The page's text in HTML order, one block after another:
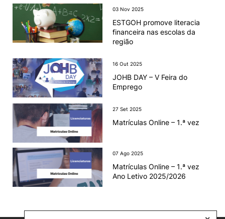
03 Nov 2025
ESTGOH promove literacia
financeira nas escolas da
região
16 Out 2025
JOHB DAY – V Feira do
Emprego
27 Set 2025
Matrículas Online – 1.ª vez
07 Ago 2025
Matrículas Online – 1.ª vez
Ano Letivo 2025/2026